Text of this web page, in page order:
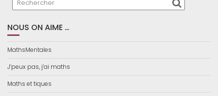
NOUS ON AIME …
MathsMentales
J’peux pas, j’ai maths
Maths et tiques